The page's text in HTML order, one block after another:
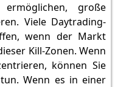
große
Viele Daytrading-
wenn der Markt
Kill-Zonen. Wenn
können Sie
Wenn es in einer